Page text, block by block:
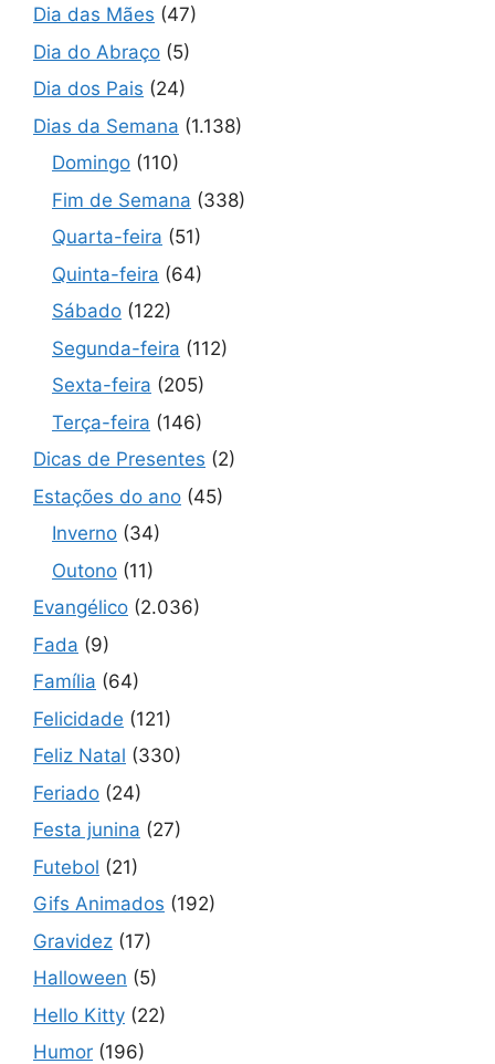
Dia das Mães (47)
Dia do Abraço (5)
Dia dos Pais (24)
Dias da Semana (1.138)
Domingo (110)
Fim de Semana (338)
Quarta-feira (51)
Quinta-feira (64)
Sábado (122)
Segunda-feira (112)
Sexta-feira (205)
Terça-feira (146)
Dicas de Presentes (2)
Estações do ano (45)
Inverno (34)
Outono (11)
Evangélico (2.036)
Fada (9)
Família (64)
Felicidade (121)
Feliz Natal (330)
Feriado (24)
Festa junina (27)
Futebol (21)
Gifs Animados (192)
Gravidez (17)
Halloween (5)
Hello Kitty (22)
Humor (196)